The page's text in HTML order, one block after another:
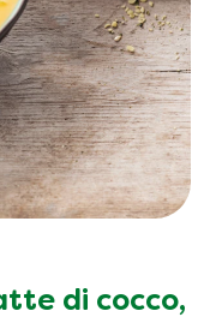
di cocco,